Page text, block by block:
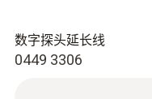
0449 3306
数字探头延长线